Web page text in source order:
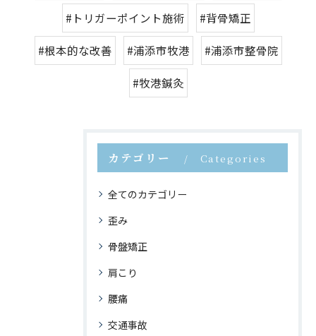
#トリガーポイント施術 #背骨矯正
#根本的な改善 #浦添市牧港 #浦添市整骨院
#牧港鍼灸
カテゴリー Categories
全てのカテゴリー
歪み
骨盤矯正
肩こり
腰痛
交通事故